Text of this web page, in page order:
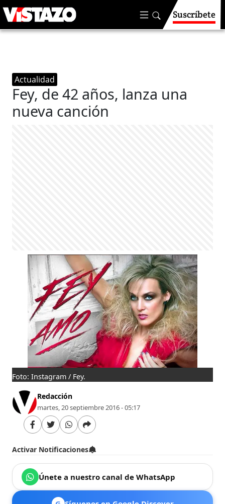
Suscríbete
Actualidad
Fey, de 42 años, lanza una
nueva canción
Foto: Instagram / Fey.
Redacción
martes, 20 septiembre 2016 - 05:17
Activar Notificaciones
Únete a nuestro canal de WhatsApp